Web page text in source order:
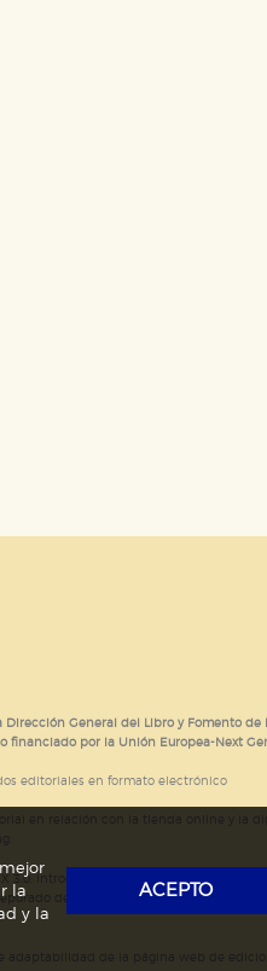
Dirección General del Libro y Fomento de
financiado por la Unión Europea-Next
editoriales en formato electrónico
3.0; introducción del estándar ISNI;
de código HTML.Actividad
la
y la
ACEPTO